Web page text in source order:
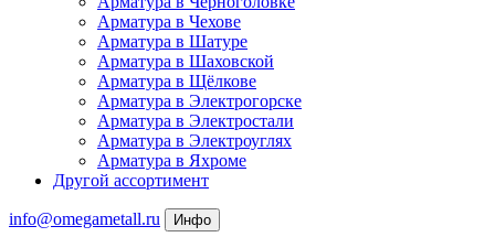
Арматура в Чехове
Арматура в Шатуре
Арматура в Шаховской
Арматура в Щёлкове
Арматура в Электрогорске
Арматура в Электростали
Арматура в Электроуглях
Арматура в Яхроме
Другой ассортимент
info@omegametall.ru Инфо